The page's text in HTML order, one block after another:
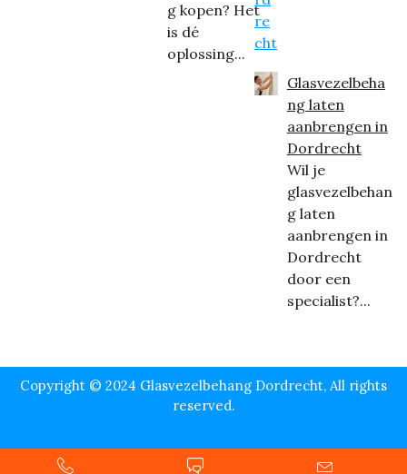
g kopen? Het
is dé
oplossing...
Glasvezelbeha
ng laten
aanbrengen in
Dordrecht
Wil je
glasvezelbehan
g laten
aanbrengen in
Dordrecht
door een
specialist?...
Copyright © 2024 Glasvezelbehang Dordrecht, All rights
reserved.